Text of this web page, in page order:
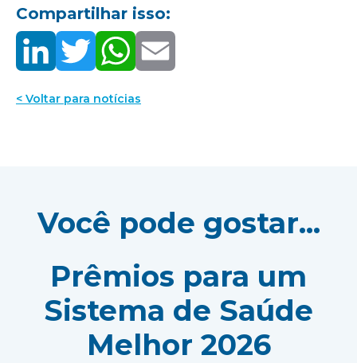
Compartilhar isso:
< Voltar para notícias
Você pode gostar...
Prêmios para um
Sistema de Saúde
Melhor 2026